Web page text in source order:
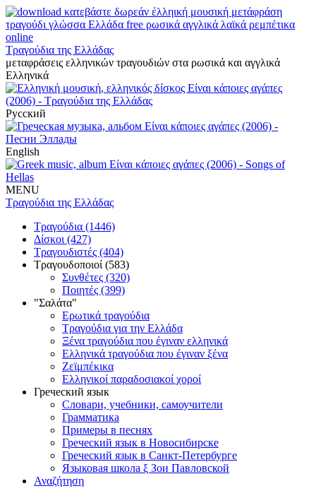
Τραγούδια της Ελλάδας
μεταφράσεις ελληνικών τραγουδιών στα ρωσικά και αγγλικά
Ελληνικά
Русский
English
MENU
Τραγούδια της Ελλάδας
Τραγούδια (1446)
Δίσκοι (427)
Τραγουδιστές (404)
Τραγουδοποιοί (583)
Συνθέτες (320)
Ποιητές (399)
"Σαλάτα"
Ερωτικά τραγούδια
Τραγούδια για την Ελλάδα
Ξένα τραγούδια που έγιναν ελληνικά
Ελληνικά τραγούδια που έγιναν ξένα
Ζεϊμπέκικα
Ελληνικοί παραδοσιακοί χοροί
Греческий язык
Словари, учебники, самоучители
Грамматика
Примеры в песнях
Греческий язык в Новосибирске
Греческий язык в Санкт-Петербурге
Языковая школа ξ Зои Павловской
Αναζήτηση